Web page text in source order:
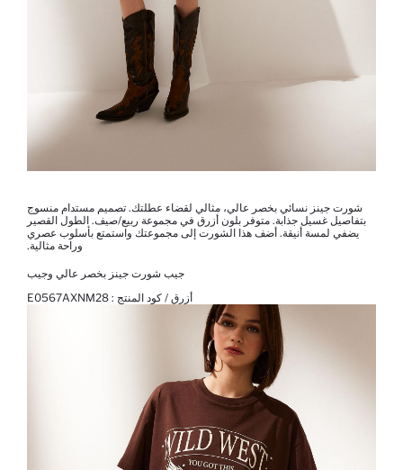
شورت جينز نسائي بخصر عالي، مثالي لقضاء عطلتك. تصميم مستدام منسوج
بتفاصيل غسيل جذابة. متوفر بلون أزرق في مجموعة ربيع/صيف. الطول القصير
يضفي لمسة أنيقة. أضف هذا الشورت إلى مجموعتك واستمتع بأسلوب عصري
وراحة مثالية.
جيب شورت جينز بخصر عالي وجيب
أزرق / كود المنتج : E0567AXNM28